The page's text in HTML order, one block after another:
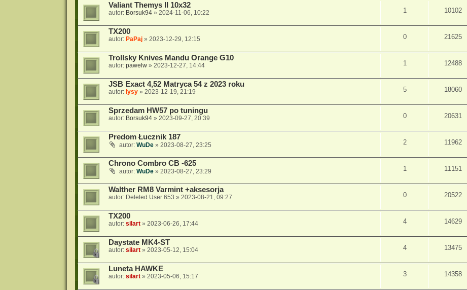
Valiant Themys II 10x32
autor: Borsuk94» 2024-11-06, 10:22 1 10102
TX200
autor: PaPaj» 2023-12-29, 12:15 0 21625
Trollsky Knives Mandu Orange G10
autor: pawelw» 2023-12-27, 14:44 1 12488
JSB Exact 4,52 Matryca 54 z 2023 roku
autor: lysy» 2023-12-19, 21:19 5 18060
Sprzedam HW57 po tuningu
autor: Borsuk94» 2023-09-27, 20:39 0 20631
Predom Łucznik 187
autor: WuDe» 2023-08-27, 23:25 2 11962
Chrono Combro CB -625
autor: WuDe» 2023-08-27, 23:29 1 11151
Walther RM8 Varmint +aksesorja
autor: Deleted User 653 » 2023-08-21, 09:27 0 20522
TX200
autor: silart» 2023-06-26, 17:44 4 14629
Daystate MK4-ST
autor: silart» 2023-05-12, 15:04 4 13475
Luneta HAWKE
autor: silart» 2023-05-06, 15:17 3 14358